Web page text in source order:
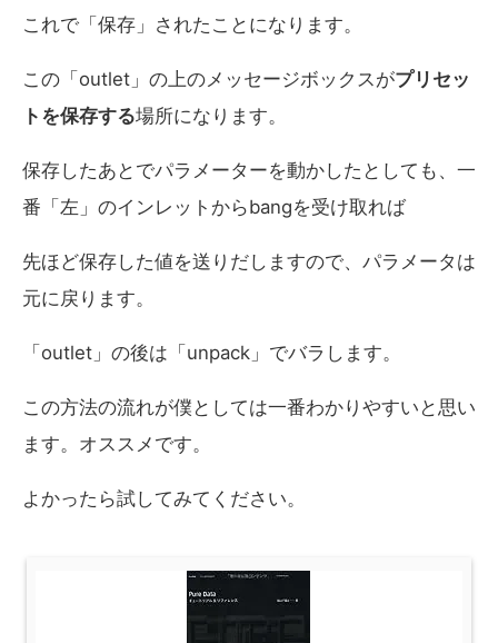
これで「保存」されたことになります。
この「outlet」の上のメッセージボックスがプリセッ
トを保存する場所になります。
保存したあとでパラメーターを動かしたとしても、一
番「左」のインレットからbangを受け取れば
先ほど保存した値を送りだしますので、パラメータは
元に戻ります。
「outlet」の後は「unpack」でバラします。
この方法の流れが僕としては一番わかりやすいと思い
ます。オススメです。
よかったら試してみてください。